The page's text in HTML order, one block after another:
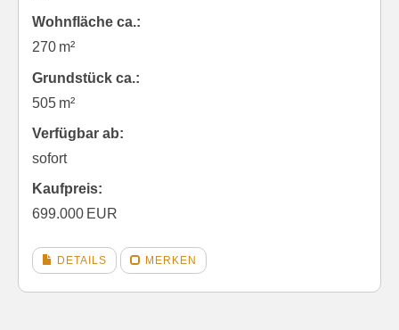
Wohnfläche ca.:
270 m²
Grund­stück ca.:
505 m²
Verfügbar ab:
sofort
Kaufpreis:
699.000 EUR
DETAILS MERKEN